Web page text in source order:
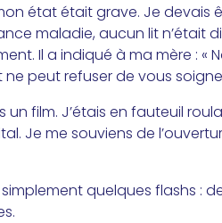
état était grave. Je devais
maladie, aucun lit
Il a indiqué à ma mère : «
peut refuser de vous
un film. J’étais en fauteuil
Je me souviens de
simplement quelques flashs